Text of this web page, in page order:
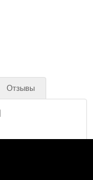
Отзывы